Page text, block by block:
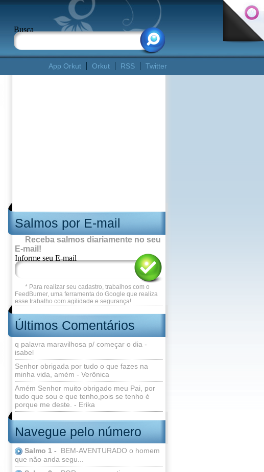
Busca
App Orkut Orkut RSS Twitter
Salmos por E-mail
Receba salmos diariamente no seu
E-mail!
Informe seu E-mail
* Para realizar seu cadastro, trabalhos com o
FeedBurner, uma ferramenta do Google que realiza
esse trabalho com agilidade e segurança!
Últimos Comentários
q palavra maravilhosa p/ começar o dia -
isabel
Senhor obrigada por tudo o que fazes na
minha vida, amém - Verônica
Amém Senhor muito obrigado meu Pai, por
tudo que sou e que tenho,pois se tenho é
porque me deste. - Erika
Navegue pelo número
Salmo 1 -
BEM-AVENTURADO o homem
que não anda segu...